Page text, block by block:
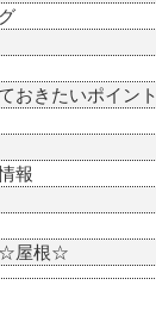
おきたいポイント
報
☆屋根☆